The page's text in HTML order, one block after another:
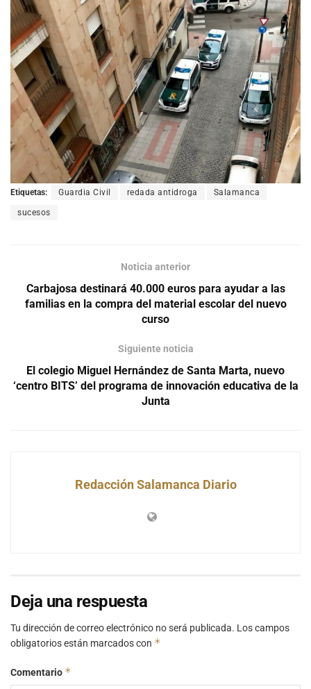
Etiquetas: Guardia Civil redada antidroga Salamanca
sucesos
Noticia anterior
Carbajosa destinará 40.000 euros para ayudar a las
familias en la compra del material escolar del nuevo
curso
Siguiente noticia
El colegio Miguel Hernández de Santa Marta, nuevo
‘centro BITS’ del programa de innovación educativa de la
Junta
Redacción Salamanca Diario
Deja una respuesta
Tu dirección de correo electrónico no será publicada. Los campos
obligatorios están marcados con *
Comentario *